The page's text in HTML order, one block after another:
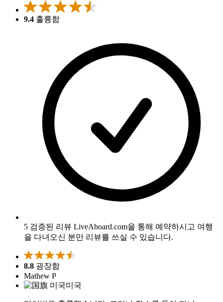
9.4 훌륭함
5 검증된 리뷰 LiveAboard.com을 통해 예약하시고 여행
을 다녀오신 분만 리뷰를 쓰실 수 있습니다.
8.8 굉장함
Mathew P
미국